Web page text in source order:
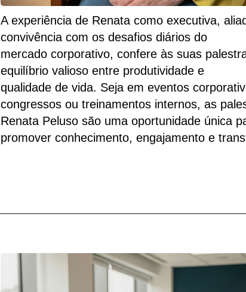
A experiência de Renata como executiva,
convivência com os desafios diários do
mercado corporativo, confere às suas
equilíbrio valioso entre produtividade e
qualidade de vida. Seja em eventos
congressos ou treinamentos internos, as
Renata Peluso são uma oportunidade única
promover conhecimento, engajamento e